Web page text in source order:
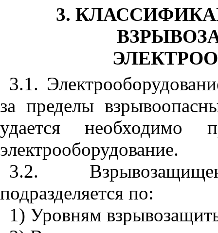
3.
3.1.
за пределы
удается необходимо
электрооборудование.
3.2.
подразделяется по:
1) Уровням